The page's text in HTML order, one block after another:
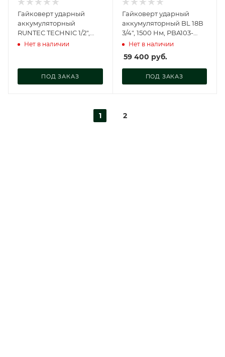
Гайковерт ударный
аккумуляторный
RUNTEC TECHNIC 1/2",
20В, 2*4Ач, 800Нм, RT-
Нет в наличии
ПОД ЗАКАЗ
Гайковерт ударный
аккумуляторный BL 18В
3/4", 1500 Нм, PBA103-
1500Нет в наличии
59 400 руб.
ПОД ЗАКАЗ
1 2